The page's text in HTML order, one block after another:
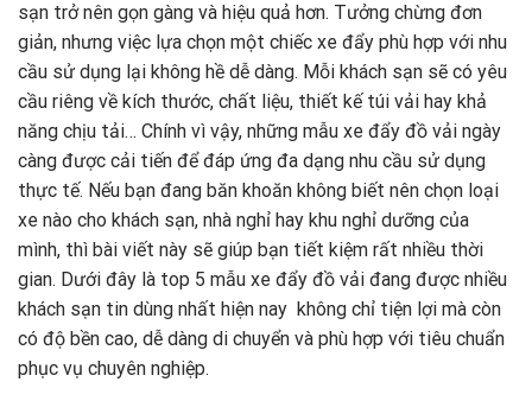
sạn trở nên gọn gàng và hiệu quả hơn. Tưởng chừng đơn
giản, nhưng việc lựa chọn một chiếc xe đẩy phù hợp với nhu
cầu sử dụng lại không hề dễ dàng. Mỗi khách sạn sẽ có yêu
cầu riêng về kích thước, chất liệu, thiết kế túi vải hay khả
năng chịu tải… Chính vì vậy, những mẫu xe đẩy đồ vải ngày
càng được cải tiến để đáp ứng đa dạng nhu cầu sử dụng
thực tế. Nếu bạn đang băn khoăn không biết nên chọn loại
xe nào cho khách sạn, nhà nghỉ hay khu nghỉ dưỡng của
mình, thì bài viết này sẽ giúp bạn tiết kiệm rất nhiều thời
gian. Dưới đây là top 5 mẫu xe đẩy đồ vải đang được nhiều
khách sạn tin dùng nhất hiện nay không chỉ tiện lợi mà còn
có độ bền cao, dễ dàng di chuyển và phù hợp với tiêu chuẩn
phục vụ chuyên nghiệp.